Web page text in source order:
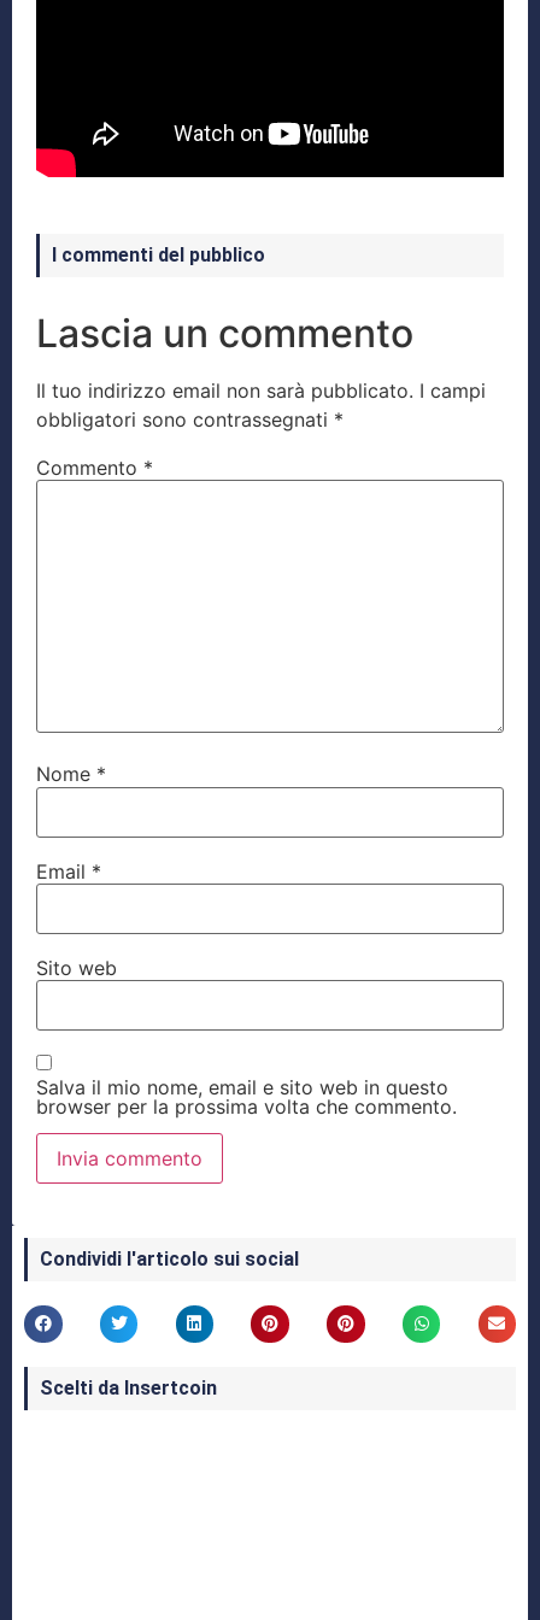
I commenti del pubblico
Lascia un commento
Il tuo indirizzo email non sarà pubblicato. I campi
obbligatori sono contrassegnati *
Commento *
Nome *
Email *
Sito web
Salva il mio nome, email e sito web in questo
browser per la prossima volta che commento.
Condividi l'articolo sui social
Scelti da Insertcoin